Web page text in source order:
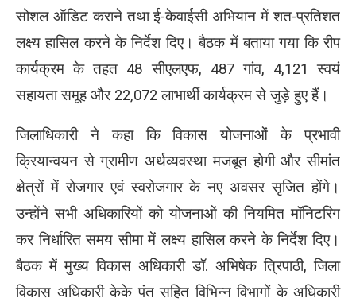
सोशल ऑडिट कराने तथा ई-केवाईसी अभियान में शत-प्रतिशत
लक्ष्य हासिल करने के निर्देश दिए। बैठक में बताया गया कि रीप
कार्यक्रम के तहत 48 सीएलएफ, 487 गांव, 4,121 स्वयं
सहायता समूह और 22,072 लाभार्थी कार्यक्रम से जुड़े हुए हैं।
जिलाधिकारी ने कहा कि विकास योजनाओं के प्रभावी
क्रियान्वयन से ग्रामीण अर्थव्यवस्था मजबूत होगी और सीमांत
क्षेत्रों में रोजगार एवं स्वरोजगार के नए अवसर सृजित होंगे।
उन्होंने सभी अधिकारियों को योजनाओं की नियमित मॉनिटरिंग
कर निर्धारित समय सीमा में लक्ष्य हासिल करने के निर्देश दिए।
बैठक में मुख्य विकास अधिकारी डॉ. अभिषेक त्रिपाठी, जिला
विकास अधिकारी केके पंत सहित विभिन्न विभागों के अधिकारी